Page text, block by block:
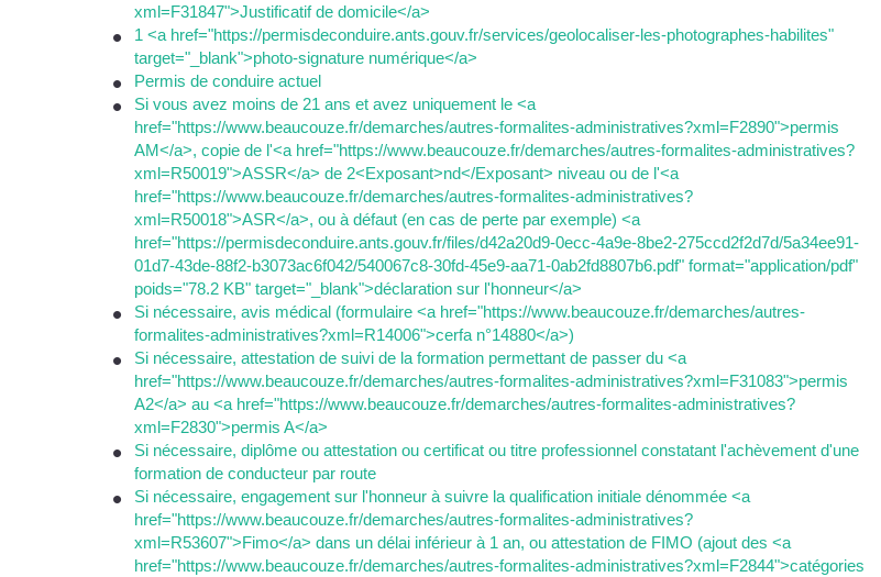
xml=F31847">Justificatif de domicile</a>
1 <a href="https://permisdeconduire.ants.gouv.fr/services/geolocaliser-les-photographes-habilites"
target="_blank">photo-signature numérique</a>
Permis de conduire actuel
Si vous avez moins de 21 ans et avez uniquement le <a
href="https://www.beaucouze.fr/demarches/autres-formalites-administratives?xml=F2890">permis
AM</a>, copie de l'<a href="https://www.beaucouze.fr/demarches/autres-formalites-administratives?
xml=R50019">ASSR</a> de 2<Exposant>nd</Exposant> niveau ou de l'<a
href="https://www.beaucouze.fr/demarches/autres-formalites-administratives?
xml=R50018">ASR</a>, ou à défaut (en cas de perte par exemple) <a
href="https://permisdeconduire.ants.gouv.fr/files/d42a20d9-0ecc-4a9e-8be2-275ccd2f2d7d/5a34ee91-
01d7-43de-88f2-b3073ac6f042/540067c8-30fd-45e9-aa71-0ab2fd8807b6.pdf" format="application/pdf"
poids="78.2 KB" target="_blank">déclaration sur l'honneur</a>
Si nécessaire, avis médical (formulaire <a href="https://www.beaucouze.fr/demarches/autres-
formalites-administratives?xml=R14006">cerfa n°14880</a>)
Si nécessaire, attestation de suivi de la formation permettant de passer du <a
href="https://www.beaucouze.fr/demarches/autres-formalites-administratives?xml=F31083">permis
A2</a> au <a href="https://www.beaucouze.fr/demarches/autres-formalites-administratives?
xml=F2830">permis A</a>
Si nécessaire, diplôme ou attestation ou certificat ou titre professionnel constatant l'achèvement d'une
formation de conducteur par route
Si nécessaire, engagement sur l'honneur à suivre la qualification initiale dénommée <a
href="https://www.beaucouze.fr/demarches/autres-formalites-administratives?
xml=R53607">Fimo</a> dans un délai inférieur à 1 an, ou attestation de FIMO (ajout des <a
href="https://www.beaucouze.fr/demarches/autres-formalites-administratives?xml=F2844">catégories